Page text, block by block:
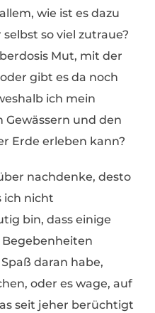
wie ist es dazu
so viel zutraue?
Mut, mit der
gibt es da noch
ich mein
Gewässern und den
Erde erleben kann?
nachdenke, desto
ich nicht
bin, dass einige
daran habe,
oder es wage, auf
seit jeher berüchtigt